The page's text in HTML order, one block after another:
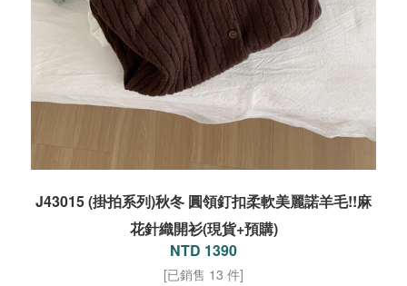
J43015 (掛拍系列)秋冬 圓領釘扣柔軟美麗諾羊毛!!麻
花針織開衫(現貨+預購)
NTD 1390
[已銷售 13 件]